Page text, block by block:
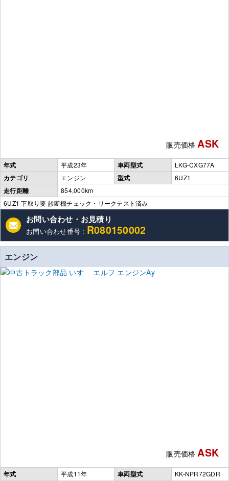
販売価格 ASK
年式 平成23年 車両型式 LKG-CXG77A
カテゴリ エンジン 型式 6UZ1
走行距離
854,000km
6UZ1 下取り要 診断機チェック・リークテスト済み
お問い合わせ・お見積り
お問い合わせ番号 : R080150002
エンジン
販売価格 ASK
年式 平成11年 車両型式 KK-NPR72GDR